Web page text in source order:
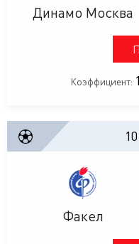
Динамо Москва
Коэффициент:
Факел